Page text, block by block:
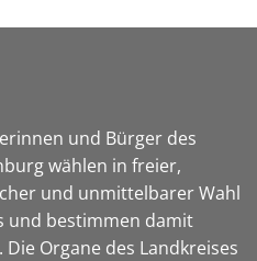
und Bürger des
wählen in freier,
und unmittelbarer Wahl
und bestimmen damit
Organe des Landkreises